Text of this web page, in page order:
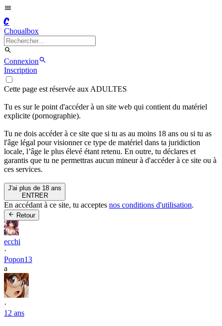
C
Choualbox
Connexion
Inscription
Cette page est réservée aux ADULTES
Tu es sur le point d'accéder à un site web qui contient du matériel
explicite (pornographie).
Tu ne dois accéder à ce site que si tu as au moins 18 ans ou si tu as
l'âge légal pour visionner ce type de matériel dans ta juridiction
locale, l’âge le plus élevé étant retenu. En outre, tu déclares et
garantis que tu ne permettras aucun mineur à d'accéder à ce site ou à
ces services.
J'ai plus de 18 ans
ENTRER
En accédant à ce site, tu acceptes nos conditions d'utilisation.
Retour
ecchi
·
Popon13
a
·
12 ans